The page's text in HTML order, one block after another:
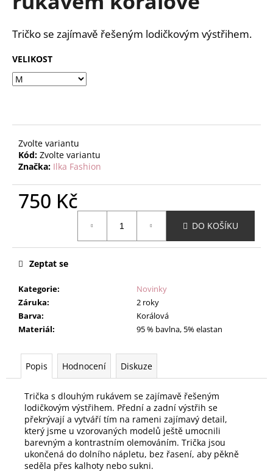
hvězdiček.
Tričko se zajímavě řešeným lodičkovým výstřihem.
VELIKOST
Zvolte variantu
Kód: Zvolte variantu
Značka: Ilka Fashion
750 Kč
DO KOŠÍKU
Kategorie:
Novinky
Záruka:
2 roky
Barva:
Korálová
Materiál: 95 % bavlna, 5% elastan
Zeptat se
Popis Hodnocení Diskuze
Trička s dlouhým rukávem se zajímavě řešeným
lodičkovým výstřihem. Přední a zadní výstřih se
překrývají a vytváří tím na rameni zajímavý detail,
který jsme u vzorovaných modelů ještě umocnili
barevným a kontrastním olemováním. Trička jsou
ukončená do dolního nápletu, bez řasení, aby pěkně
seděla přes kalhoty nebo sukni.
j
e
m
e